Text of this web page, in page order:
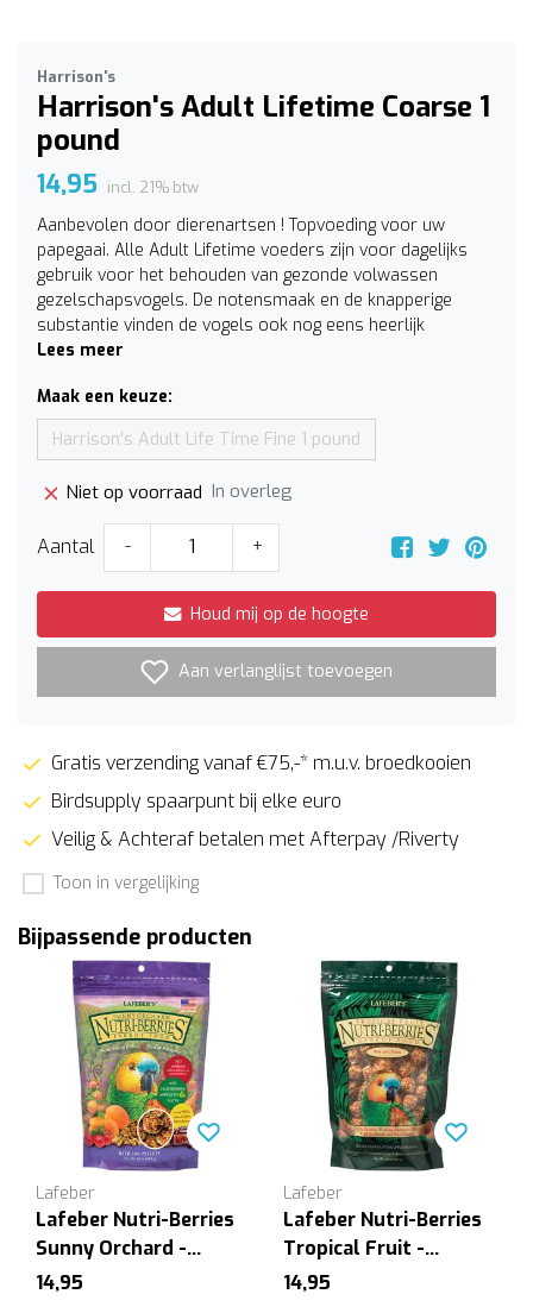
Harrison's
Harrison's Adult Lifetime Coarse 1
pound
14,95 incl. 21% btw
Aanbevolen door dierenartsen ! Topvoeding voor uw
papegaai. Alle Adult Lifetime voeders zijn voor dagelijks
gebruik voor het behouden van gezonde volwassen
gezelschapsvogels. De notensmaak en de knapperige
substantie vinden de vogels ook nog eens heerlijk
Lees meer
Maak een keuze:
Harrison's Adult Life Time Fine 1 pound
Niet op voorraad In overleg
Aantal - +
Houd mij op de hoogte
Aan verlanglijst toevoegen
Gratis verzending vanaf €75,-* m.u.v. broedkooien
Birdsupply spaarpunt bij elke euro
Veilig & Achteraf betalen met Afterpay /Riverty
Toon in vergelijking
Bijpassende producten
Lafeber
Lafeber Nutri-Berries
Sunny Orchard -
Papegaai 284 gram
14,95
Lafeber
Lafeber Nutri-Berries
Tropical Fruit -
Papegaai
14,95